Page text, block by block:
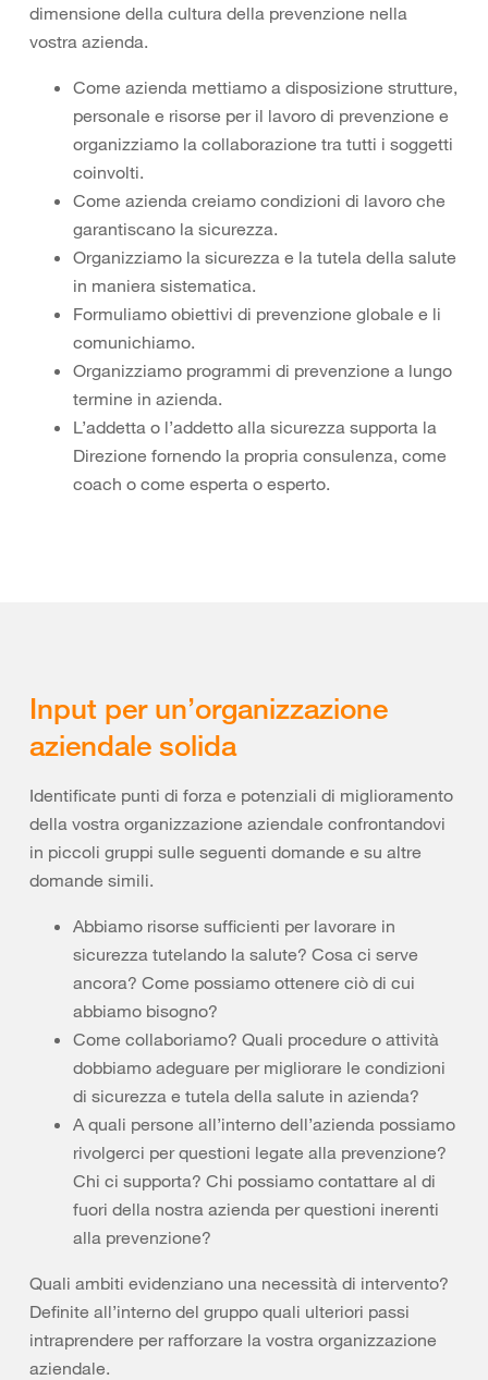
dimensione della cultura della prevenzione nella
vostra azienda.
Come azienda mettiamo a disposizione strutture,
personale e risorse per il lavoro di prevenzione e
organizziamo la collaborazione tra tutti i soggetti
coinvolti.
Come azienda creiamo condizioni di lavoro che
garantiscano la sicurezza.
Organizziamo la sicurezza e la tutela della salute
in maniera sistematica.
Formuliamo obiettivi di prevenzione globale e li
comunichiamo.
Organizziamo programmi di prevenzione a lungo
termine in azienda.
L’addetta o l’addetto alla sicurezza supporta la
Direzione fornendo la propria consulenza, come
coach o come esperta o esperto.
Input per un’organizzazione
aziendale solida
Identificate punti di forza e potenziali di miglioramento
della vostra organizzazione aziendale confrontandovi
in piccoli gruppi sulle seguenti domande e su altre
domande simili.
Abbiamo risorse sufficienti per lavorare in
sicurezza tutelando la salute? Cosa ci serve
ancora? Come possiamo ottenere ciò di cui
abbiamo bisogno?
Come collaboriamo? Quali procedure o attività
dobbiamo adeguare per migliorare le condizioni
di sicurezza e tutela della salute in azienda?
A quali persone all’interno dell’azienda possiamo
rivolgerci per questioni legate alla prevenzione?
Chi ci supporta? Chi possiamo contattare al di
fuori della nostra azienda per questioni inerenti
alla prevenzione?
Quali ambiti evidenziano una necessità di intervento?
Definite all’interno del gruppo quali ulteriori passi
intraprendere per rafforzare la vostra organizzazione
aziendale.